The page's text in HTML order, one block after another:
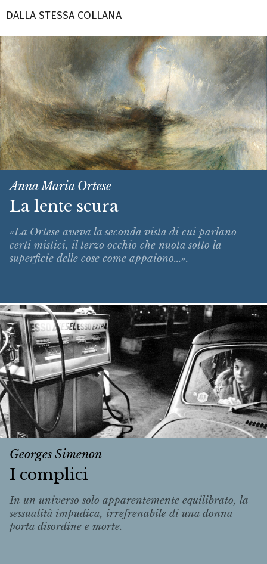
DALLA STESSA COLLANA
Anna Maria Ortese
La lente scura
«La Ortese aveva la seconda vista di cui parlano
certi mistici, il terzo occhio che nuota sotto la
superficie delle cose come appaiono...».
Georges Simenon
I complici
In un universo solo apparentemente equilibrato, la
sessualità impudica, irrefrenabile di una donna
porta disordine e morte.